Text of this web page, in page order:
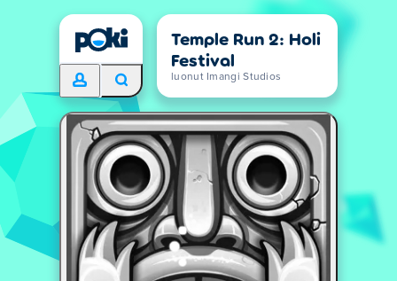
Temple Run 2: Holi
Festival
luonut Imangi Studios